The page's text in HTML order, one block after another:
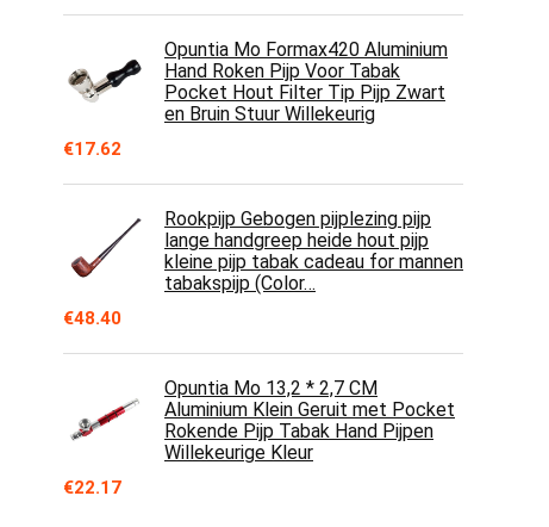
Opuntia Mo Formax420 Aluminium
Hand Roken Pijp Voor Tabak
Pocket Hout Filter Tip Pijp Zwart
en Bruin Stuur Willekeurig
€17.62
Rookpijp Gebogen pijplezing pijp
lange handgreep heide hout pijp
kleine pijp tabak cadeau for mannen
tabakspijp (Color…
€48.40
Opuntia Mo 13,2 * 2,7 CM
Aluminium Klein Geruit met Pocket
Rokende Pijp Tabak Hand Pijpen
Willekeurige Kleur
€22.17